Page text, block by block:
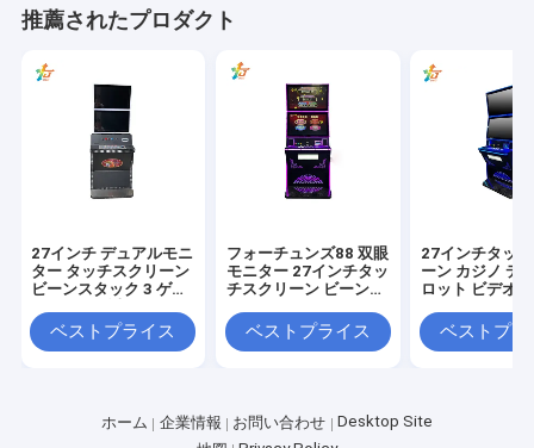
推薦されたプロダクト
27インチ デュアルモニ
ター タッチスクリーン
ビーンスタック 3 ゲー
ベストプライス
フォーチュンズ88 双眼
モニター 27インチタッ
チスクリーン ビーンス
販売ベストプライス
27インチタッ
ーン カジノ デ
ロット ビデオ
ク 3 ゲームマ
ベストプラ
ホーム 企業情報 お問い合わせ
Desktop Site